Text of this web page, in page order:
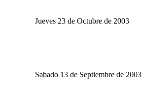
Jueves 23 de Octubre de 2003
Sabado 13 de Septiembre de 2003